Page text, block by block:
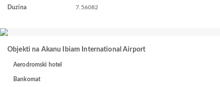
Duzina 7.56082
Objekti na Akanu Ibiam International Airport
Aerodromski hotel
Bankomat